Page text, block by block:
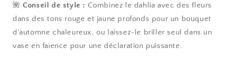
🌺Conseil de style : Combinez le dahlia avec des fleurs
dans des tons rouge et jaune profonds pour un bouquet
d'automne chaleureux, ou laissez-le briller seul dans un
vase en faïence pour une déclaration puissante.